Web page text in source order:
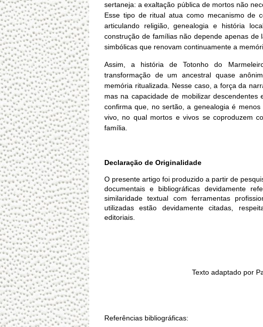
sertaneja: a exaltação pública de mortos não
Esse tipo de ritual atua como mecanismo de
articulando religião, genealogia e história
construção de famílias não depende apenas de
simbólicas que renovam continuamente a
Assim, a história de Totonho do
transformação de um ancestral quase
memória ritualizada. Nesse caso, a força da
mas na capacidade de mobilizar
confirma que, no sertão, a genealogia é
vivo, no qual mortos e vivos se coproduzem
família.
Declaração de Originalidade
O presente artigo foi produzido a partir de
documentais e bibliográficas devidamente
similaridade textual com ferramentas
utilizadas estão devidamente citadas,
editoriais.
Texto adaptado por
Referências bibliográficas: